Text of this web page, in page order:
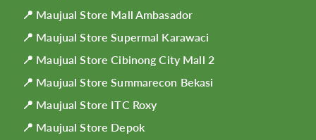
📍 Maujual Store Mall Ambasador
📍 Maujual Store Supermal Karawaci
📍 Maujual Store Cibinong City Mall 2
📍 Maujual Store Summarecon Bekasi
📍 Maujual Store ITC Roxy
📍 Maujual Store Depok